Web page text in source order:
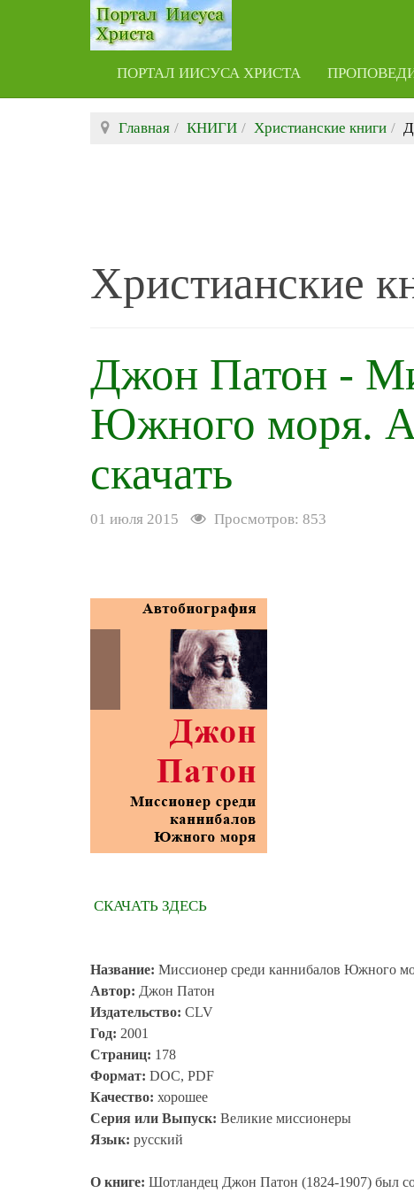
ПОРТАЛ ИИСУСА ХРИСТА
Главная КНИГИ Христианские книги
Христианские
Джон Патон -
Южного моря.
скачать
01 июля 2015 Просмотров: 853
СКАЧАТЬ ЗДЕСЬ
Название: Миссионер среди каннибалов Южного
Автор: Джон Патон
Издательство: CLV
Год: 2001
Страниц: 178
Формат: DOC, PDF
Качество: хорошее
Серия или Выпуск: Великие миссионеры
Язык: русский
О книге: Шотландец Джон Патон (1824-1907) был